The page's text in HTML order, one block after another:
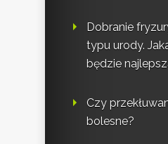
Dobranie
typu urody.
będzie
Czy
bolesne?